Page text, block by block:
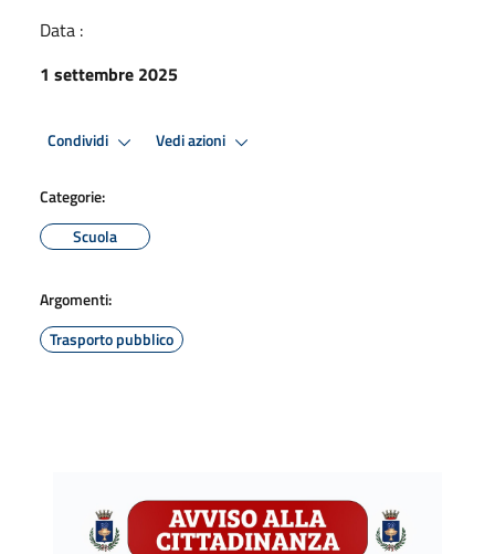
Data :
1 settembre 2025
Condividi Vedi azioni
Categorie:
Scuola
Argomenti:
Trasporto pubblico